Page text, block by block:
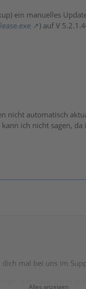
ein manuelles
) auf V
nicht automatisch
ich nicht sagen,
mal bei uns im
Alles anzeigen